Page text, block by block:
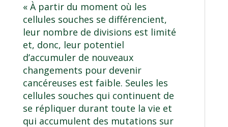
« À partir du moment où les
cellules souches se différencient,
leur nombre de divisions est limité
et, donc, leur potentiel
d’accumuler de nouveaux
changements pour devenir
cancéreuses est faible. Seules les
cellules souches qui continuent de
se répliquer durant toute la vie et
qui accumulent des mutations sur